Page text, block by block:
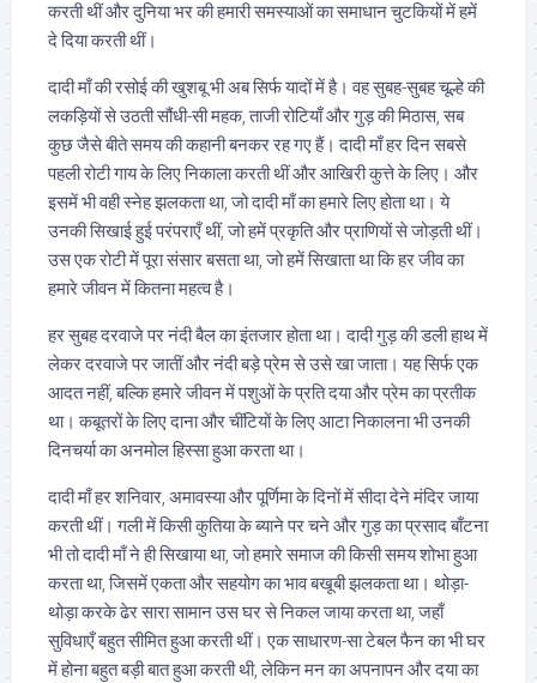
करती थीं और दुनिया भर की हमारी समस्याओं का समाधान चुटकियों में हमें
दे दिया करती थीं।
दादी माँ की रसोई की खुशबू भी अब सिर्फ यादों में है। वह सुबह-सुबह चूल्हे की
लकड़ियों से उठती सौंधी-सी महक, ताजी रोटियाँ और गुड़ की मिठास, सब
कुछ जैसे बीते समय की कहानी बनकर रह गए हैं। दादी माँ हर दिन सबसे
पहली रोटी गाय के लिए निकाला करती थीं और आखिरी कुत्ते के लिए। और
इसमें भी वही स्नेह झलकता था, जो दादी माँ का हमारे लिए होता था। ये
उनकी सिखाई हुई परंपराएँ थीं, जो हमें प्रकृति और प्राणियों से जोड़ती थीं।
उस एक रोटी में पूरा संसार बसता था, जो हमें सिखाता था कि हर जीव का
हमारे जीवन में कितना महत्व है।
हर सुबह दरवाजे पर नंदी बैल का इंतजार होता था। दादी गुड़ की डली हाथ में
लेकर दरवाजे पर जातीं और नंदी बड़े प्रेम से उसे खा जाता। यह सिर्फ एक
आदत नहीं, बल्कि हमारे जीवन में पशुओं के प्रति दया और प्रेम का प्रतीक
था। कबूतरों के लिए दाना और चींटियों के लिए आटा निकालना भी उनकी
दिनचर्या का अनमोल हिस्सा हुआ करता था।
दादी माँ हर शनिवार, अमावस्या और पूर्णिमा के दिनों में सीदा देने मंदिर जाया
करती थीं। गली में किसी कुतिया के ब्याने पर चने और गुड़ का प्रसाद बाँटना
भी तो दादी माँ ने ही सिखाया था, जो हमारे समाज की किसी समय शोभा हुआ
करता था, जिसमें एकता और सहयोग का भाव बखूबी झलकता था। थोड़ा-
थोड़ा करके ढेर सारा सामान उस घर से निकल जाया करता था, जहाँ
सुविधाएँ बहुत सीमित हुआ करती थीं। एक साधारण-सा टेबल फैन का भी घर
में होना बहुत बड़ी बात हुआ करती थी, लेकिन मन का अपनापन और दया का